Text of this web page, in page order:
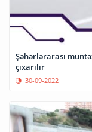
Şəhərlərarası
çıxarılır
30-09-2022